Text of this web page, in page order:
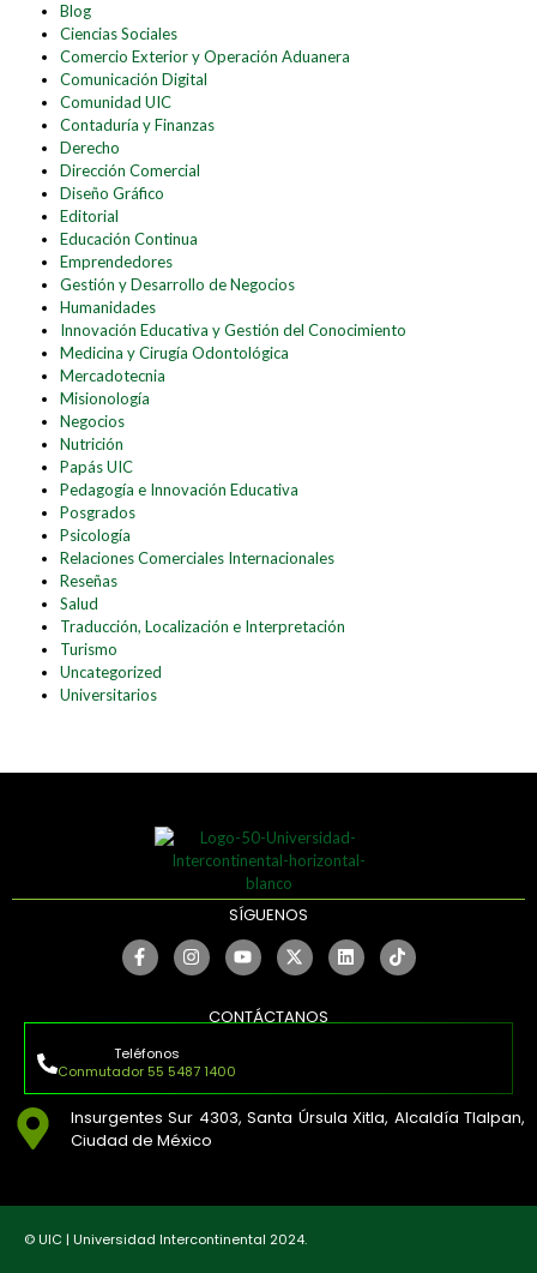
Blog
Ciencias Sociales
Comercio Exterior y Operación Aduanera
Comunicación Digital
Comunidad UIC
Contaduría y Finanzas
Derecho
Dirección Comercial
Diseño Gráfico
Editorial
Educación Continua
Emprendedores
Gestión y Desarrollo de Negocios
Humanidades
Innovación Educativa y Gestión del Conocimiento
Medicina y Cirugía Odontológica
Mercadotecnia
Misionología
Negocios
Nutrición
Papás UIC
Pedagogía e Innovación Educativa
Posgrados
Psicología
Relaciones Comerciales Internacionales
Reseñas
Salud
Traducción, Localización e Interpretación
Turismo
Uncategorized
Universitarios
SÍGUENOS
CONTÁCTANOS
Teléfonos
Conmutador 55 5487 1400
Insurgentes Sur 4303, Santa Úrsula Xitla, Alcaldía Tlalpan,
Ciudad de México
© UIC | Universidad Intercontinental 2024.